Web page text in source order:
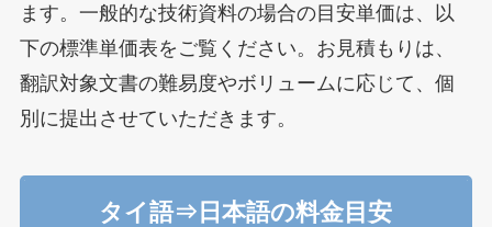
ます。一般的な技術資料の場合の目安単価は、以
下の標準単価表をご覧ください。お見積もりは、
翻訳対象文書の難易度やボリュームに応じて、個
別に提出させていただきます。
タイ語⇒日本語の料金目安